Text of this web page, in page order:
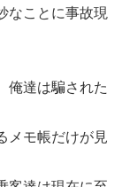
なことに事故現
俺達は騙された
メモ帳だけが見